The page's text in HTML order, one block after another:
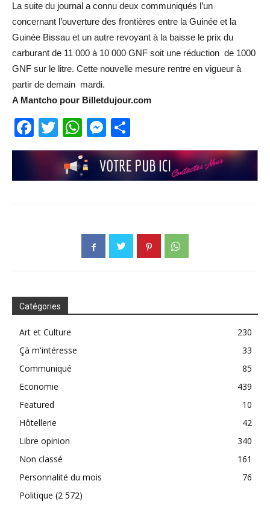
La suite du journal a connu deux communiqués l’un
concernant l’ouverture des frontières entre la Guinée et la
Guinée Bissau et un autre revoyant à la baisse le prix du
carburant de 11 000 à 10 000 GNF soit une réduction de 1000
GNF sur le litre. Cette nouvelle mesure rentre en vigueur à
partir de demain mardi.
A Mantcho pour Billetdujour.com
Facebook
TwitterWhatsApp
Messenger
Catégories
Art et Culture
230
Çà m'intéresse
33
Communiqué
85
Economie
439
Featured
10
Hôtellerie
42
Libre opinion
340
Non classé
161
Personnalité du mois
76
Politique (2 572)